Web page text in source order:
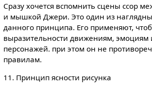
Сразу хочется вспомнить сцены ссор
и мышкой Джери. Это один из
данного принципа. Его применяют,
выразительности движениям, эмоциям
персонажей. при этом он не
правилам.
11. Принцип ясности рисунка